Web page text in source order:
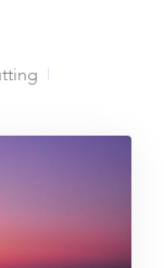
Het verleden kun